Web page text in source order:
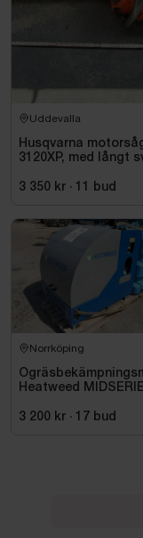
Uddevalla
Husqvarna
3120XP, med långt
3 350 kr · 11 bud
Norrköping
Heatweed
3 200 kr · 17 bud